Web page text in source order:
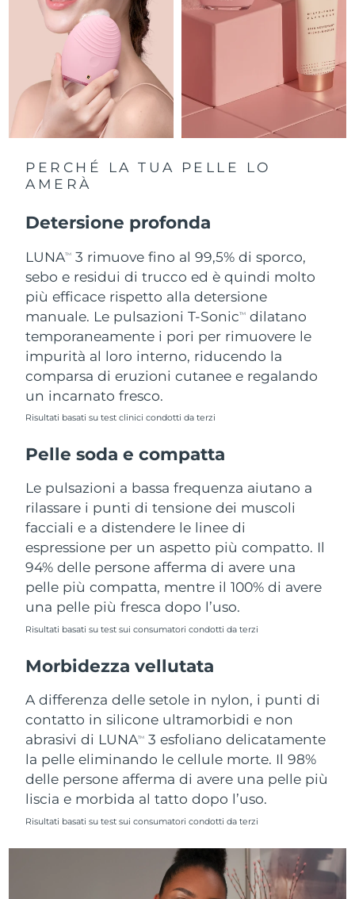
PERCHÉ LA TUA PELLE LO
AMERÀ
Detersione profonda
LUNATM
3 rimuove fino al 99,5% di sporco,
sebo e residui di trucco ed è quindi molto
più efficace rispetto alla detersione
manuale. Le pulsazioni T-SonicTM
dilatano
temporaneamente i pori per rimuovere le
impurità al loro interno, riducendo la
comparsa di eruzioni cutanee e regalando
un incarnato fresco.
Risultati basati su test clinici condotti da terzi
Pelle soda e compatta
Le pulsazioni a bassa frequenza aiutano a
rilassare i punti di tensione dei muscoli
facciali e a distendere le linee di
espressione per un aspetto più compatto. Il
94% delle persone afferma di avere una
pelle più compatta, mentre il 100% di avere
una pelle più fresca dopo l’uso.
Risultati basati su test sui consumatori condotti da terzi
Morbidezza vellutata
A differenza delle setole in nylon, i punti di
contatto in silicone ultramorbidi e non
abrasivi di LUNATM
3 esfoliano delicatamente
la pelle eliminando le cellule morte. Il 98%
delle persone afferma di avere una pelle più
liscia e morbida al tatto dopo l’uso.
Risultati basati su test sui consumatori condotti da terzi
Slovacchia 10/8/26
Slovenia 10/8/26
Sudafrica Consegna stimata 18/8/26
Spagna
Svezia Consegna stimata
Svizzera Consegna stimata10/8/26
Taiwan Consegna stimata
Thailandia Consegna stimata14/8/26
Turchia Consegna stimata 11/8/26
Emirati Arabi Uniti
Regno Unito
Stati Uniti Consegna stimata
Uzbekistan
Vietnam Consegna stimata16/8/26